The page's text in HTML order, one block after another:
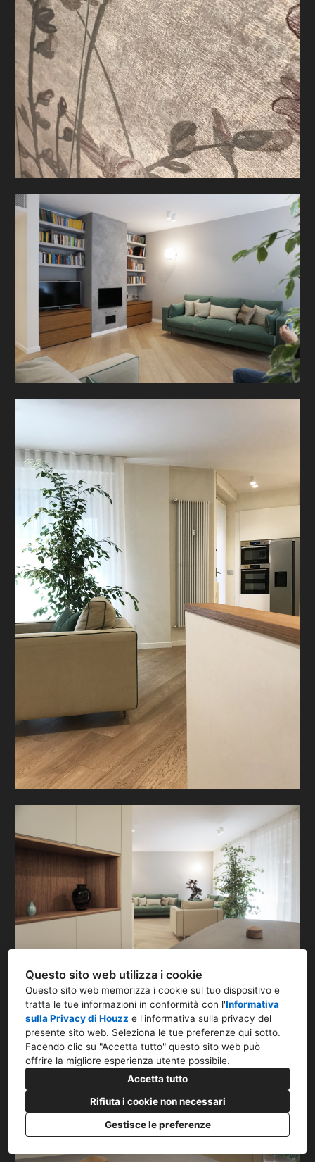
Questo sito web utilizza i cookie
Questo sito web memorizza i cookie sul tuo dispositivo e
tratta le tue informazioni in conformità con l'Informativa
sulla Privacy di Houzz e l'informativa sulla privacy del
presente sito web. Seleziona le tue preferenze qui sotto.
Facendo clic su "Accetta tutto" questo sito web può
offrire la migliore esperienza utente possibile.
Accetta tutto
Rifiuta i cookie non necessari
Gestisce le preferenze